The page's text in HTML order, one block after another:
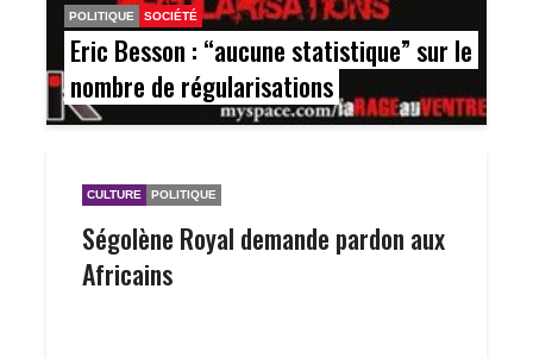
POLITIQUE SOCIÉTÉ
Eric Besson : “aucune statistique” sur le
nombre de régularisations
CULTURE POLITIQUE
Ségolène Royal demande pardon aux
Africains